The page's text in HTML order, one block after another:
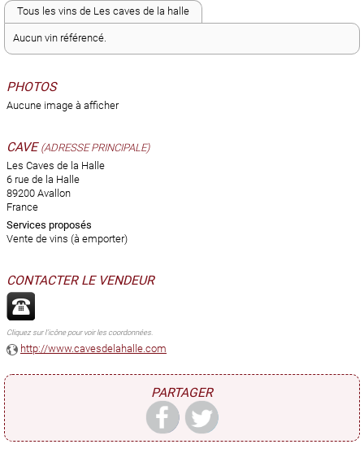
Tous les vins de Les caves de la halle
Aucun vin référencé.
PHOTOS
Aucune image à afficher
CAVE (ADRESSE PRINCIPALE)
Les Caves de la Halle
6 rue de la Halle
89200 Avallon
France
Services proposés
Vente de vins (à emporter)
CONTACTER LE VENDEUR
Cliquez sur l'icône pour voir les coordonnées.
http://www.cavesdelahalle.com
PARTAGER